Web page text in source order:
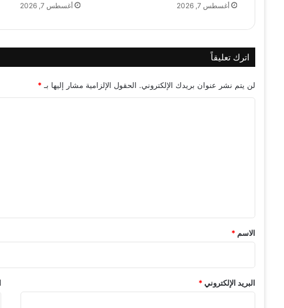
ي
ة
ل
م
ة
أغسطس 7, 2026 أغسطس 7, 2026
اترك تعليقاً
لن يتم نشر عنوان بريدك الإلكتروني. الحقول الإلزامية مشار إليها بـ *
*
الاسم *
البريد الإلكتروني*